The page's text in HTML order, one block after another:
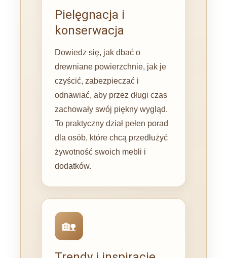
Pielęgnacja i
konserwacja
Dowiedz się, jak dbać o
drewniane powierzchnie, jak je
czyścić, zabezpieczać i
odnawiać, aby przez długi czas
zachowały swój piękny wygląd.
To praktyczny dział pełen porad
dla osób, które chcą przedłużyć
żywotność swoich mebli i
dodatków.
🏡